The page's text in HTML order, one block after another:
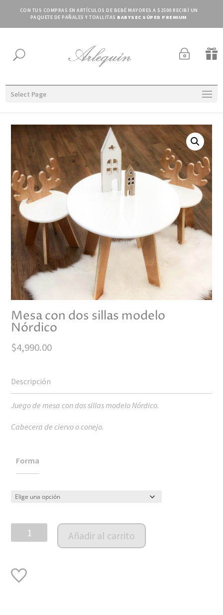
CON TUS COMPRAS EN ARTÍCULOS DE BEBÉ MAYORES A $2500 RECIBÍ UN
PAQUETE DE PAÑALES Y TOALLITAS BABYSEC SÚPER PREMIUM
U ~ 
Select Page
Mesa con dos sillas modelo
Nórdico
$4,990.00
Juego de mesa con dos sillas modelo Nórdico.
Cabecera de ciervo o conejo.
Forma
con
sillas
modelo
Añadir al carrito